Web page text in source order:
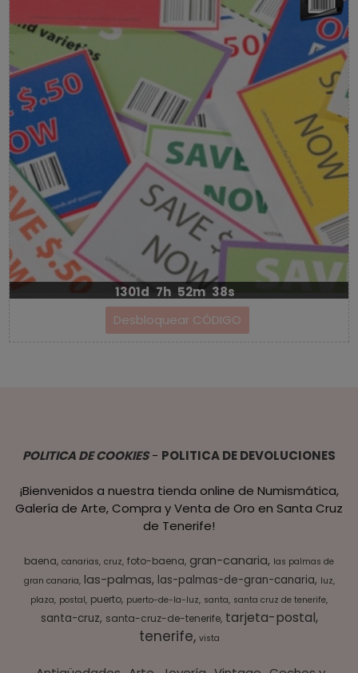
1301d 7h 52m 37s
POLITICA DE COOKIES- POLITICA DE DEVOLUCIONES
¡Bienvenidos a nuestra tienda online de Numismática,
Galería de Arte, Compra y Venta de Oro en Santa Cruz
de Tenerife!
baena canarias cruz foto-baena gran-canaria las palmas de
gran canaria las-palmas las-palmas-de-gran-canaria luz
plaza postal puerto puerto-de-la-luz santa santa cruz de tenerife
santa-cruz santa-cruz-de-tenerife tarjeta-postal
tenerife vista